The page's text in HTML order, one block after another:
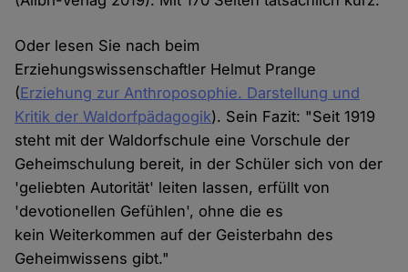
Oder lesen Sie nach beim
Erziehungswissenschaftler Helmut Prange
(Erziehung zur Anthroposophie. Darstellung und
Kritik der Waldorfpädagogik). Sein Fazit: "Seit 1919
steht mit der Waldorfschule eine Vorschule der
Geheimschulung bereit, in der Schüler sich von der
'geliebten Autorität' leiten lassen, erfüllt von
'devotionellen Gefühlen', ohne die es
kein Weiterkommen auf der Geisterbahn des
Geheimwissens gibt."